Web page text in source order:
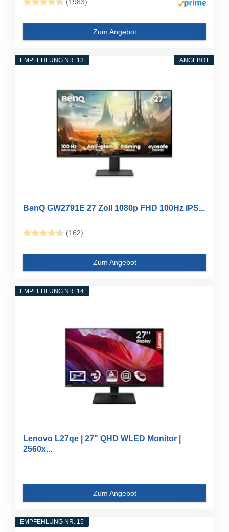
Zum Angebot
ANGEBOT
EMPFEHLUNG NR. 13
BenQ GW2791E 27 Zoll 1080p FHD 100Hz IPS...
(162)
Zum Angebot
EMPFEHLUNG NR. 14
Lenovo L27qe | 27" QHD WLED Monitor |
2560x...
Zum Angebot
EMPFEHLUNG NR. 15